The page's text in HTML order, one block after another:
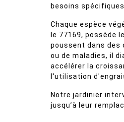
besoins
Chaque espèce
le 77169, possède
poussent dans des
ou de maladies, il
accélérer la
l'utilisation
Notre jardinier
jusqu’à leur